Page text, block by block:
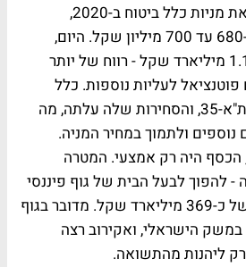
אקירוב התחיל לרכוש את מניות כלל ביטוח ב-2020,
בהשקעה כוללת של כ-680 עד 700 מיליון שקל. היום,
ההחזקה הזו שווה כ-1.12 מיליארד שקל - רווח של יותר
עם פוטנציאל לעליות נוספות. כלל
צורפה לאחרונה למדד ת"א-35, והסחירות שלה עלתה, מה
ולתמוך במחיר המניה.
הכסף היה רק אמצעי. המטרה
להפוך לבעל הבית של גוף פיננסי
שמנהל נכסים בהיקף של כ-369 מיליארד שקל. מדובר בגוף
הישראלי, ואקירוב רצה
ליהנות מהתשואה.